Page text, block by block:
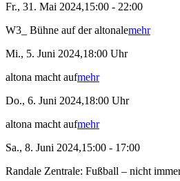
Fr., 31. Mai 2024,15:00 - 22:00
W3_ Bühne auf der altonalemehr
Mi., 5. Juni 2024,18:00 Uhr
altona macht aufmehr
Do., 6. Juni 2024,18:00 Uhr
altona macht aufmehr
Sa., 8. Juni 2024,15:00 - 17:00
Randale Zentrale: Fußball – nicht